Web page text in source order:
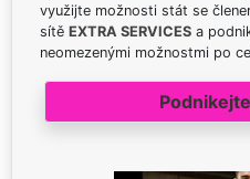
využijte možnosti stát se
sítě EXTRA SERVICES a
neomezenými možnostmi po